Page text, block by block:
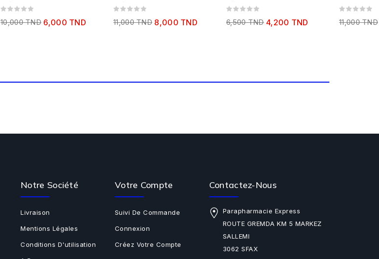
10,000 TND 6,000 TND 11,000 TND 8,000 TND 6,500 TND 4,200 TND 11,000 TND
Notre Société
Livraison
Mentions Légales
Conditions D'utilisation
Votre Compte
Suivi De Commande
Connexion
Créez Votre Compte
Contactez-Nous
Parapharmacie Express
ROUTE GREMDA KM 5 MARKEZ
SALLEMI
3062 SFAX